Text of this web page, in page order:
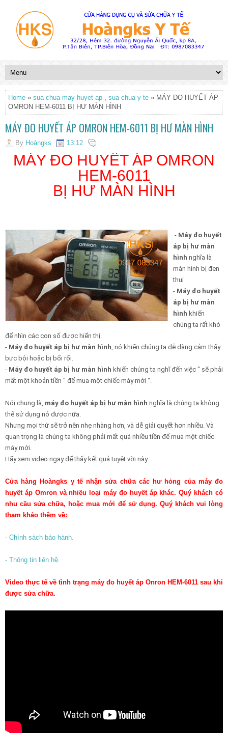
Home » sua chua may huyet ap , sua chua y te » MÁY ĐO HUYẾT ÁP
OMRON HEM-6011 BỊ HƯ MÀN HÌNH
MÁY ĐO HUYẾT ÁP OMRON HEM-6011 BỊ HƯ MÀN HÌNH
By Hoàngks 13:12
MÁY ĐO HUYẾT ÁP OMRON
HEM-6011
BỊ HƯ MÀN HÌNH
- Máy đo huyết
áp bị hư màn
hình nghĩa là
màn hình bị đen
thui
- Máy đo huyết
áp bị hư màn
hình khiến
chúng ta rất khó
để nhìn các con số được hiển thị.
- Máy đo huyết áp bị hư màn hình, nó khiến chúng ta dễ dàng cảm thấy
bực bội hoặc bị bối rối.
- Máy đo huyết áp bị hư màn hình khiến chúng ta nghĩ đến việc " sẽ phải
mất một khoản tiền " để mua một chiếc máy mới ".
Nói chung là, máy đo huyết áp bị hư màn hình nghĩa là chúng ta không
thể sử dụng nó được nữa.
Nhưng mọi thứ sẽ trở nên nhẹ nhàng hơn, và dễ giải quyết hơn nhiều. Và
quan trọng là chúng ta không phải mất quá nhiều tiền để mua một chiếc
máy mới.
Hãy xem video ngay để thấy kết quả tuyệt vời này.
Cửa hàng Hoàngks y tế nhận sửa chữa các hư hỏng của máy đo
huyết áp Omron và nhiều loại máy đo huyết áp khác. Quý khách có
nhu cầu sửa chữa, hoặc mua mới để sử dụng. Quý khách vui lòng
tham khảo thêm về:
- Chính sách bảo hành.
- Thông tin liên hệ.
Video thực tế về tình trạng máy đo huyết áp Onron HEM-6011 sau khi
được sửa chữa.